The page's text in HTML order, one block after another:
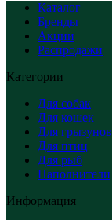
Каталог
Бренды
Акции
Распродажи
Категории
Для собак
Для кошек
Для грызунов
Для птиц
Для рыб
Наполнители
Информация